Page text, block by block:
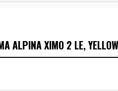
ALPINA XIMO 2 LE,